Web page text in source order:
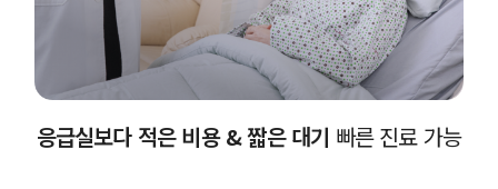
응급실보다 적은 비용 & 짧은 대기 빠른 진료 가능